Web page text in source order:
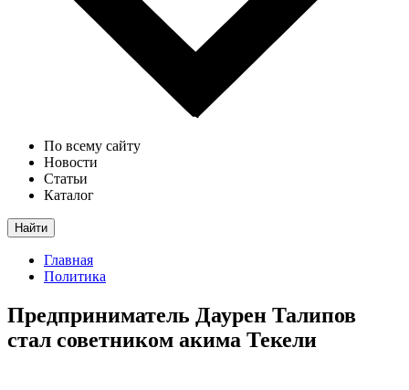
По всему сайту
Новости
Статьи
Каталог
Найти
Главная
Политика
Предприниматель Даурен Талипов
стал советником акима Текели